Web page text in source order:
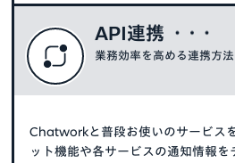
API連携
業務効率を高める連携方法
Chatworkと普段お使いのサービス
ット機能や各サービスの通知情報